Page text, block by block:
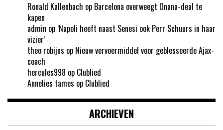
Ronald Kallenbach op Barcelona overweegt Onana-deal te
kapen
admin op ‘Napoli heeft naast Senesi ook Perr Schuurs in haar
vizier’
theo robijns op Nieuw vervoermiddel voor geblesseerde Ajax-
coach
hercules998 op Clublied
Annelies tames op Clublied
ARCHIEVEN